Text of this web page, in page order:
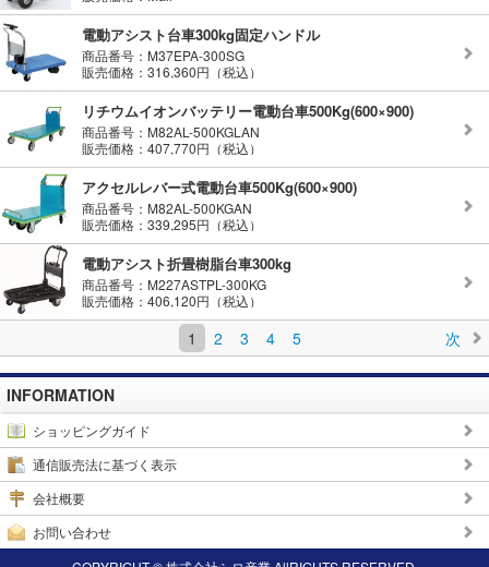
電動アシスト台車300kg固定ハンドル
商品番号：M37EPA-300SG
販売価格：316,360円（税込）
リチウムイオンバッテリー電動台車500Kg(600×900)
商品番号：M82AL-500KGLAN
販売価格：407,770円（税込）
アクセルレバー式電動台車500Kg(600×900)
商品番号：M82AL-500KGAN
販売価格：339,295円（税込）
電動アシスト折畳樹脂台車300kg
商品番号：M227ASTPL-300KG
販売価格：406,120円（税込）
1 2 3 4 5 次
INFORMATION
ショッピングガイド
通信販売法に基づく表示
会社概要
お問い合わせ